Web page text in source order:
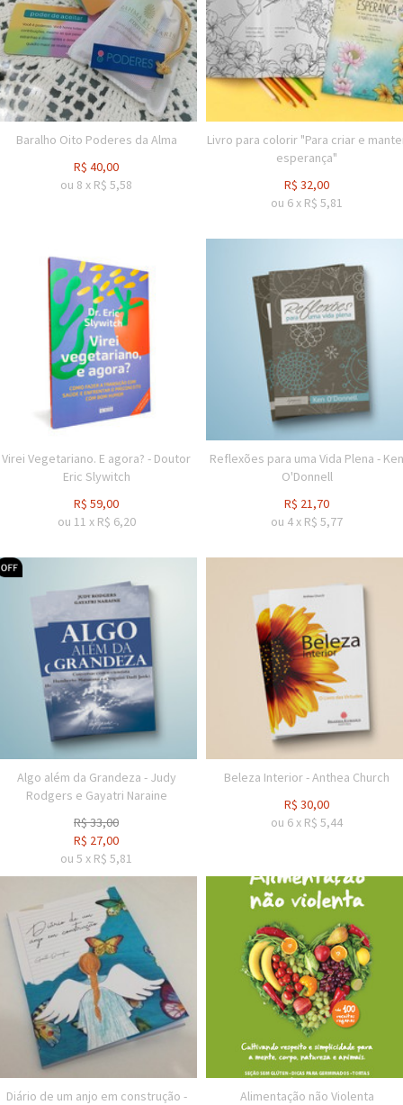
Baralho Oito Poderes da Alma
R$ 40,00
ou 8 x R$ 5,58
Livro para colorir "Para criar e
esperança"
R$ 32,00
ou 6x R$ 5,81
Virei Vegetariano. E agora? - Doutor
Eric Slywitch
R$ 59,00
ou 11 x R$ 6,20
Reflexões para uma Vida Plena - Ken
O'Donnell
R$ 21,70
ou 4x R$ 5,77
Algo além da Grandeza - Judy
Rodgers e Gayatri Naraine
R$33,00
R$ 27,00
ou 5 x R$ 5,81
Beleza Interior - Anthea Church
R$ 30,00
ou 6x R$ 5,44
Diário de um anjo em construção -
Alimentação não Violenta